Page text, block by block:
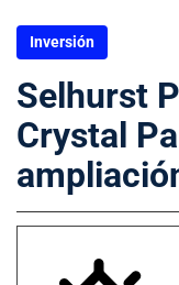
Inversión
Selhurst
Crystal